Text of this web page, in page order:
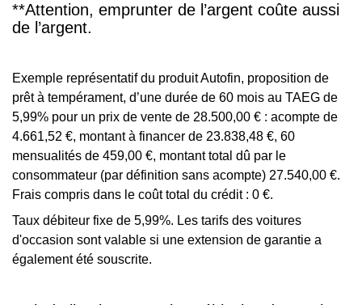
**Attention, emprunter de l’argent coûte aussi
de l’argent.
Exemple représentatif du produit Autofin, proposition de
prêt à tempérament, d’une durée de 60 mois au TAEG de
5,99% pour un prix de vente de 28.500,00 € : acompte de
4.661,52 €, montant à financer de 23.838,48 €, 60
mensualités de 459,00 €, montant total dû par le
consommateur (par définition sans acompte) 27.540,00 €.
Frais compris dans le coût total du crédit : 0 €.
Taux débiteur fixe de 5,99%. Les tarifs des voitures
d'occasion sont valable si une extension de garantie a
également été souscrite.